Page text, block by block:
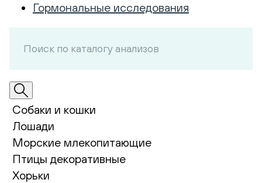
Гормональные исследования
Собаки и кошки
Лошади
Морские млекопитающие
Птицы декоративные
Хорьки